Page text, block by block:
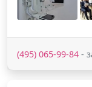
(495) 065-99-84 -